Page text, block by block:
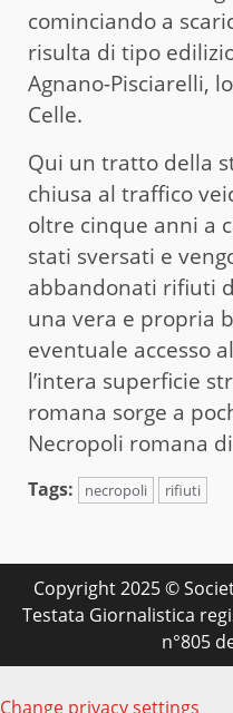
cominciando a
risulta di tipo
Agnano-Pisciarelli,
Celle.
Qui un tratto della
chiusa al traffico
oltre cinque anni a
stati sversati e
abbandonati rifiuti
una vera e propria
eventuale accesso
l’intera superficie
romana sorge a
Necropoli romana
Tags: necropoli rifiuti
Copyright 2025 ©
Testata Giornalistica
n°805
Change privacy settings